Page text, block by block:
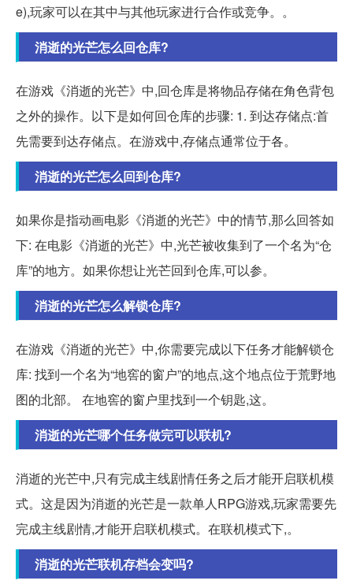
e),玩家可以在其中与其他玩家进行合作或竞争。。
消逝的光芒怎么回仓库?
在游戏《消逝的光芒》中,回仓库是将物品存储在角色背包
之外的操作。以下是如何回仓库的步骤: 1. 到达存储点:首
先需要到达存储点。在游戏中,存储点通常位于各。
消逝的光芒怎么回到仓库?
如果你是指动画电影《消逝的光芒》中的情节,那么回答如
下: 在电影《消逝的光芒》中,光芒被收集到了一个名为“仓
库”的地方。如果你想让光芒回到仓库,可以参。
消逝的光芒怎么解锁仓库?
在游戏《消逝的光芒》中,你需要完成以下任务才能解锁仓
库: 找到一个名为“地窖的窗户”的地点,这个地点位于荒野地
图的北部。 在地窖的窗户里找到一个钥匙,这。
消逝的光芒哪个任务做完可以联机?
消逝的光芒中,只有完成主线剧情任务之后才能开启联机模
式。这是因为消逝的光芒是一款单人RPG游戏,玩家需要先
完成主线剧情,才能开启联机模式。在联机模式下,。
消逝的光芒联机存档会变吗?